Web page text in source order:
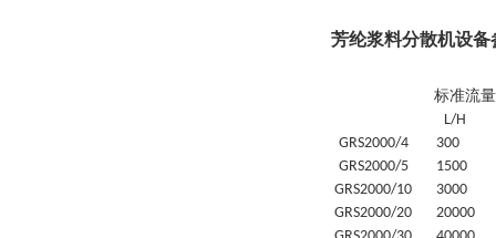
芳纶浆料分散机设备
标准流量
L/H
GRS2000/4 300
GRS2000/5
1500
GRS2000/10
3000
GRS2000/20 20000